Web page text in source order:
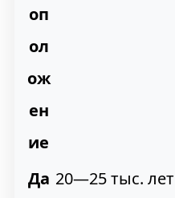
оп
ол
ож
ен
ие
Да 20—25 тыс.